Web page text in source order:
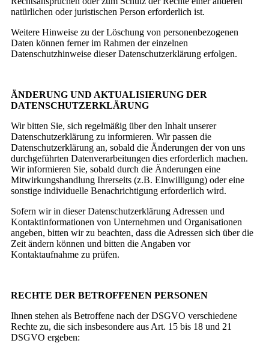
natürlichen oder juristischen Person erforderlich ist.
Weitere Hinweise zu der Löschung von personenbezogenen
Daten können ferner im Rahmen der einzelnen
Datenschutzhinweise dieser Datenschutzerklärung erfolgen.
ÄNDERUNG UND AKTUALISIERUNG DER
DATENSCHUTZERKLÄRUNG
Wir bitten Sie, sich regelmäßig über den Inhalt unserer
Datenschutzerklärung zu informieren. Wir passen die
Datenschutzerklärung an, sobald die Änderungen der von uns
durchgeführten Datenverarbeitungen dies erforderlich machen.
Wir informieren Sie, sobald durch die Änderungen eine
Mitwirkungshandlung Ihrerseits (z.B. Einwilligung) oder eine
sonstige individuelle Benachrichtigung erforderlich wird.
Sofern wir in dieser Datenschutzerklärung Adressen und
Kontaktinformationen von Unternehmen und Organisationen
angeben, bitten wir zu beachten, dass die Adressen sich über die
Zeit ändern können und bitten die Angaben vor
Kontaktaufnahme zu prüfen.
RECHTE DER BETROFFENEN PERSONEN
Ihnen stehen als Betroffene nach der DSGVO verschiedene
Rechte zu, die sich insbesondere aus Art. 15 bis 18 und 21
DSGVO ergeben: